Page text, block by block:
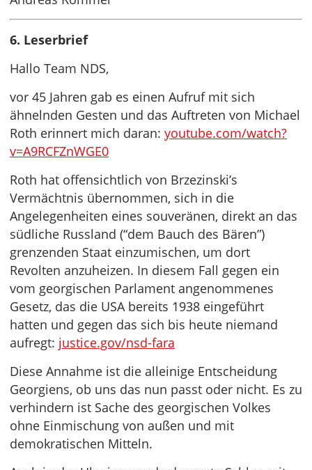
6. Leserbrief
Hallo Team NDS,
vor 45 Jahren gab es einen Aufruf mit sich
ähnelnden Gesten und das Auftreten von Michael
Roth erinnert mich daran: youtube.com/watch?
v=A9RCFZnWGE0
Roth hat offensichtlich von Brzezinski’s
Vermächtnis übernommen, sich in die
Angelegenheiten eines souveränen, direkt an das
südliche Russland (“dem Bauch des Bären”)
grenzenden Staat einzumischen, um dort
Revolten anzuheizen. In diesem Fall gegen ein
vom georgischen Parlament angenommenes
Gesetz, das die USA bereits 1938 eingeführt
hatten und gegen das sich bis heute niemand
aufregt: justice.gov/nsd-fara
Diese Annahme ist die alleinige Entscheidung
Georgiens, ob uns das nun passt oder nicht. Es zu
verhindern ist Sache des georgischen Volkes
ohne Einmischung von außen und mit
demokratischen Mitteln.